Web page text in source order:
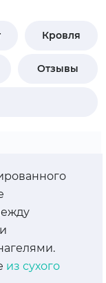
Кровля
Отзывы
из сухого